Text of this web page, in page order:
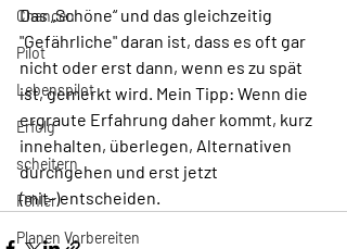
Chancen
Pilot
Lebenspilot
Erfolg
scheitern
Fehler
Planen Vorbereiten
Das „Schöne“ und das gleichzeitig
"Gefährliche" daran ist, dass es oft gar
nicht oder erst dann, wenn es zu spät
ist, gemerkt wird. Mein Tipp: Wenn die
ergraute Erfahrung daher kommt, kurz
innehalten, überlegen, Alternativen
durchgehen und erst jetzt
(mit-)entscheiden.